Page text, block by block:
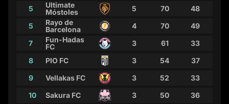
5
Ultimate
Móstoles
5 70 48
5
Rayo de
Barcelona
4 70 49
7
Fun-Hadas
FC
3 61 33
8
PIO FC 3 54 37
9
Vellakas FC 3 52 33
10
Sakura FC 3 50 36